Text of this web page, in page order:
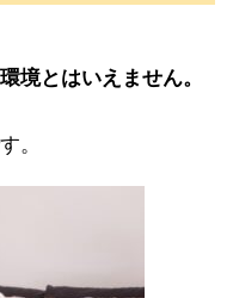
境とはいえません。
。